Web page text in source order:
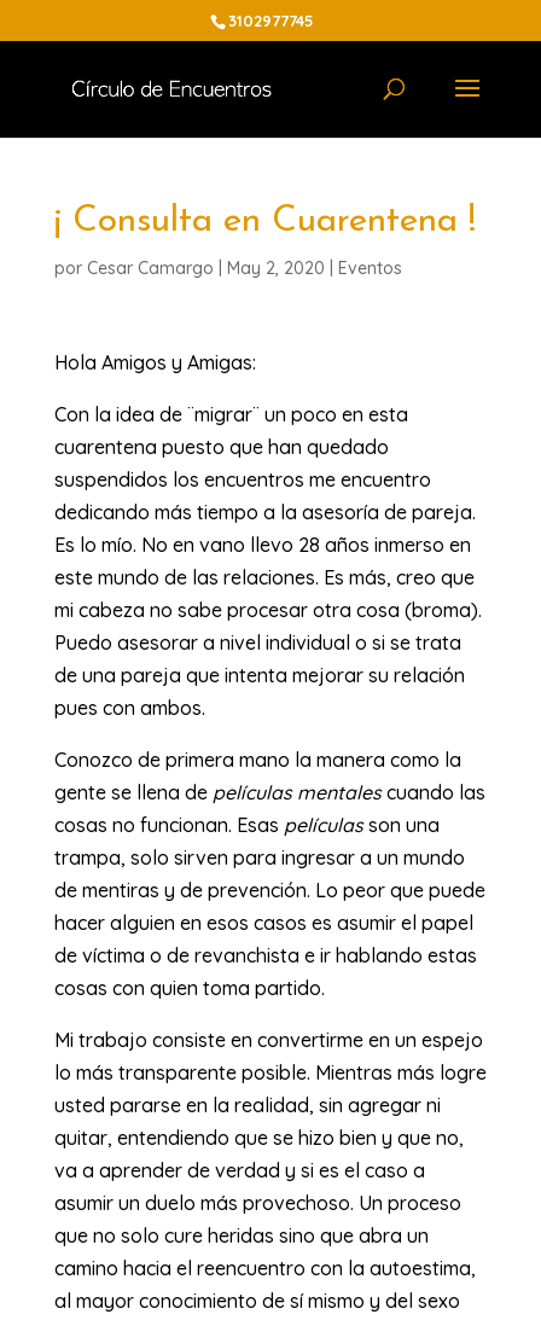
3102977745
¡ Consulta en Cuarentena !
por Cesar Camargo May 2, 2020 Eventos
Hola Amigos y Amigas:
Con la idea de ¨migrar¨ un poco en esta
cuarentena puesto que han quedado
suspendidos los encuentros me encuentro
dedicando más tiempo a la asesoría de pareja.
Es lo mío. No en vano llevo 28 años inmerso en
este mundo de las relaciones. Es más, creo que
mi cabeza no sabe procesar otra cosa (broma).
Puedo asesorar a nivel individual o si se trata
de una pareja que intenta mejorar su relación
pues con ambos.
Conozco de primera mano la manera como la
gente se llena de películas mentalescuando las
cosas no funcionan. Esas películasson una
trampa, solo sirven para ingresar a un mundo
de mentiras y de prevención. Lo peor que puede
hacer alguien en esos casos es asumir el papel
de víctima o de revanchista e ir hablando estas
cosas con quien toma partido.
Mi trabajo consiste en convertirme en un espejo
lo más transparente posible. Mientras más logre
usted pararse en la realidad, sin agregar ni
quitar, entendiendo que se hizo bien y que no,
va a aprender de verdad y si es el caso a
asumir un duelo más provechoso. Un proceso
que no solo cure heridas sino que abra un
camino hacia el reencuentro con la autoestima,
al mayor conocimiento de sí mismo y del sexo